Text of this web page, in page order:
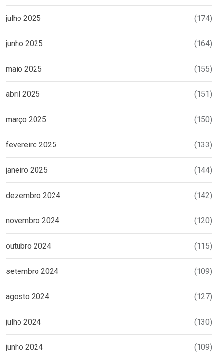
julho 2025 (174)
junho 2025 (164)
maio 2025 (155)
abril 2025 (151)
março 2025 (150)
fevereiro 2025 (133)
janeiro 2025 (144)
dezembro 2024 (142)
novembro 2024 (120)
outubro 2024 (115)
setembro 2024 (109)
agosto 2024 (127)
julho 2024 (130)
junho 2024 (109)